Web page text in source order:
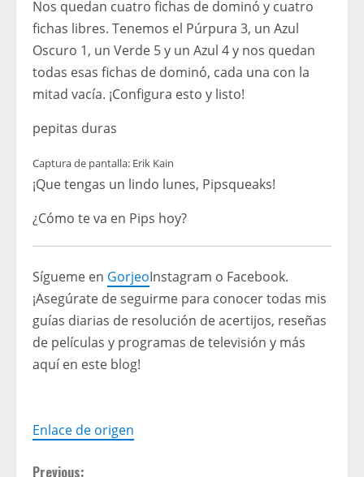
Nos quedan cuatro fichas de dominó y cuatro
fichas libres. Tenemos el Púrpura 3, un Azul
Oscuro 1, un Verde 5 y un Azul 4 y nos quedan
todas esas fichas de dominó, cada una con la
mitad vacía. ¡Configura esto y listo!
pepitas duras
Captura de pantalla: Erik Kain
¡Que tengas un lindo lunes, Pipsqueaks!
¿Cómo te va en Pips hoy?
Sígueme en GorjeoInstagram o Facebook.
¡Asegúrate de seguirme para conocer todas mis
guías diarias de resolución de acertijos, reseñas
de películas y programas de televisión y más
aquí en este blog!
Enlace de origen
Previous: